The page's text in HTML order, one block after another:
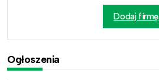
Dodaj firmę
Ogłoszenia